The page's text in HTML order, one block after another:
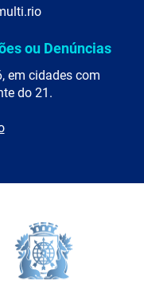
ou Denúncias
em cidades com
do 21.